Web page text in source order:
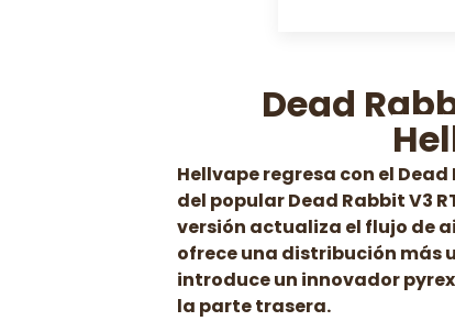
Dead
Hellvape regresa con el Dead
del popular Dead Rabbit V3
versión actualiza el flujo de
ofrece una distribución más
introduce un innovador
la parte trasera.